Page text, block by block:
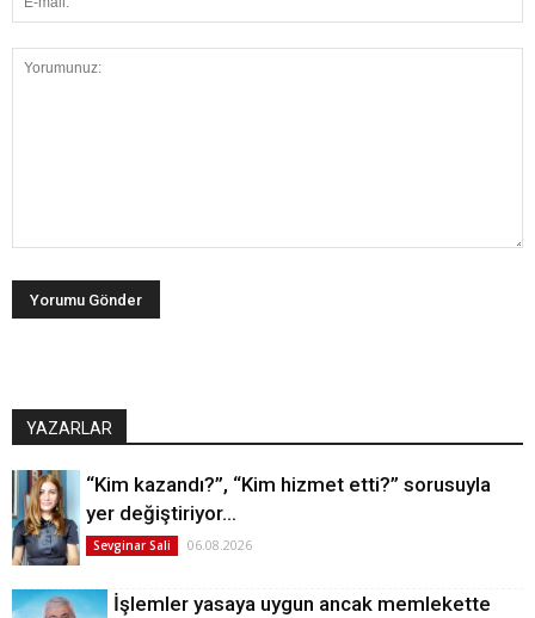
YAZARLAR
“Kim kazandı?”, “Kim hizmet etti?” sorusuyla
yer değiştiriyor…
Sevginar Sali 06.08.2026
İşlemler yasaya uygun ancak memlekette